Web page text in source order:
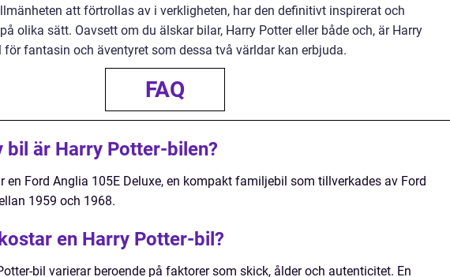
att förtrollas av i verkligheten, har den definitivt inspirerat och
olika sätt. Oavsett om du älskar bilar, Harry Potter eller både och, är Harry
för fantasin och äventyret som dessa två världar kan erbjuda.
FAQ
bil är Harry Potter-bilen?
en Ford Anglia 105E Deluxe, en kompakt familjebil som tillverkades av Ford
1959 och 1968.
en Harry Potter-bil?
bil varierar beroende på faktorer som skick, ålder och autenticitet. En